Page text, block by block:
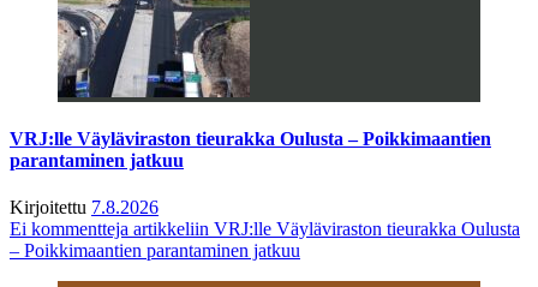
VRJ:lle Väyläviraston tieurakka Oulusta – Poikkimaantien
parantaminen jatkuu
Kirjoitettu 7.8.2026
Ei kommentteja artikkeliin VRJ:lle Väyläviraston tieurakka Oulusta
– Poikkimaantien parantaminen jatkuu